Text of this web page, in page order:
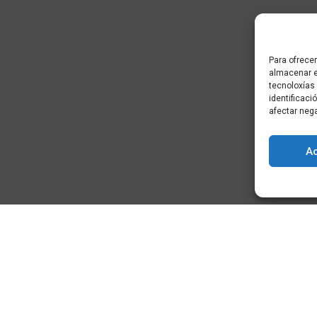
Para
almacenar
tecnoloxías
afectar